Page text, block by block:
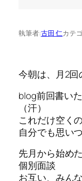
執筆者:古田 仁カテ
今朝は、月2回
blog前回書い
（汗）
これだけ空く
自分でも思い
先月から始めた
個別面談
お互い、みん